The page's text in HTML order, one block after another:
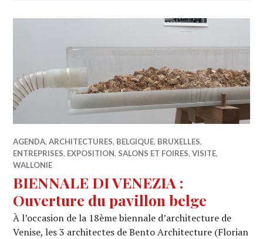
AGENDA,ARCHITECTURES, BELGIQUE, BRUXELLES,
ENTREPRISES, EXPOSITION, SALONS ET FOIRES,VISITE,
WALLONIE
BIENNALE DI VENEZIA :
Ouverture du pavillon belge
À l’occasion de la 18ème biennale d’architecture de
Venise, les 3 architectes de Bento Architecture (Florian